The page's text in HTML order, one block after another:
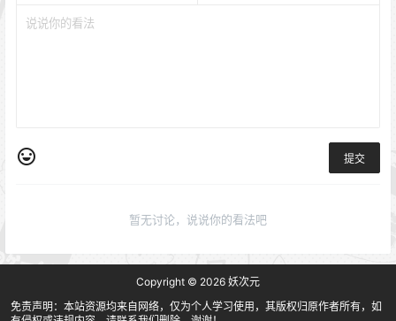
提交
暂无讨论，说说你的看法吧
Copyright © 2026 妖次元
免责声明：本站资源均来自网络，仅为个人学习使用，其版权归原作者所有，如